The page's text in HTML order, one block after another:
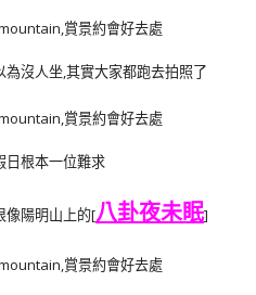
沒人坐,其實大家都跑去拍照了
日根本一位難求
像陽明山上的[八卦夜未眠]